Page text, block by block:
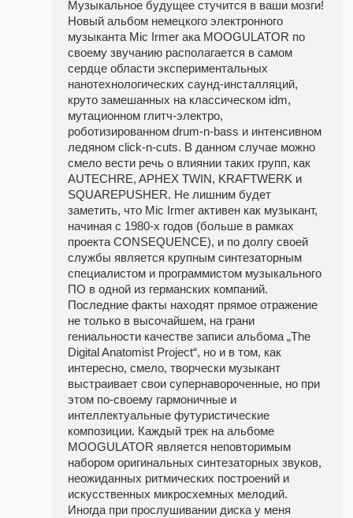
Музыкальное будущее стучится в ваши мозги!
Новый альбом немецкого электронного
музыканта Mic Irmer ака MOOGULATOR по
своему звучанию располагается в самом
сердце области экспериментальных
нанотехнологических саунд-инсталляций,
круто замешанных на классическом idm,
мутационном глитч-электро,
роботизированном drum-n-bass и интенсивном
ледяном click-n-cuts. В данном случае можно
смело вести речь о влиянии таких групп, как
AUTECHRE, APHEX TWIN, KRAFTWERK и
SQUAREPUSHER. Не лишним будет
заметить, что Mic Irmer активен как музыкант,
начиная с 1980-х годов (больше в рамках
проекта CONSEQUENCE), и по долгу своей
службы является крупным синтезаторным
специалистом и программистом музыкального
ПО в одной из германских компаний.
Последние факты находят прямое отражение
не только в высочайшем, на грани
гениальности качестве записи альбома „The
Digital Anatomist Project“, но и в том, как
интересно, смело, творчески музыкант
выстраивает свои супернавороченные, но при
этом по-своему гармоничные и
интеллектуальные футуристические
композиции. Каждый трек на альбоме
MOOGULATOR является неповторимым
набором оригинальных синтезаторных звуков,
неожиданных ритмических построений и
искусственных микросхемных мелодий.
Иногда при прослушивании диска у меня